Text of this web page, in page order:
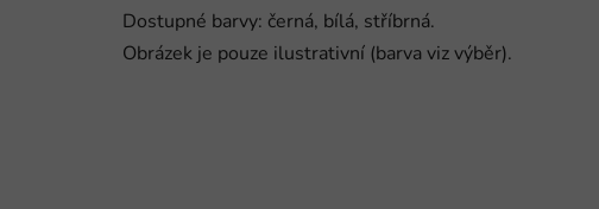
Dostupné barvy: černá, bílá, stříbrná.
Obrázek je pouze ilustrativní (barva viz výběr).